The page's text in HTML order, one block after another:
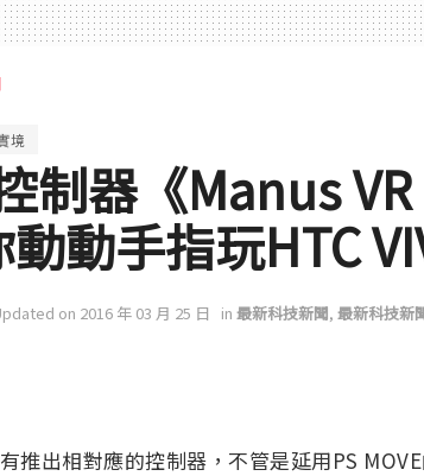
境
制器《Manus VR
動手指玩HTC
on 2016 年 03 月 25 日 in 最新科技新聞, 最新科技新
推出相對應的控制器，不管是延用PS